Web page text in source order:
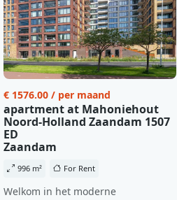
€ 1576.00 / per maand
apartment at Mahoniehout
Noord-Holland Zaandam 1507
ED
Zaandam
996 m² For Rent
Welkom in het moderne